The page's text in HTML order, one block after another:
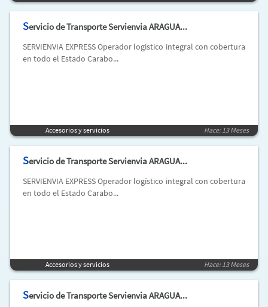
Servicio de Transporte Servienvia ARAGUA...
SERVIENVIA EXPRESS Operador logístico integral con cobertura
en todo el Estado Carabo...
Accesorios y servicios Hace: 13 Meses
Servicio de Transporte Servienvia ARAGUA...
SERVIENVIA EXPRESS Operador logístico integral con cobertura
en todo el Estado Carabo...
Accesorios y servicios Hace: 13 Meses
Servicio de Transporte Servienvia ARAGUA...